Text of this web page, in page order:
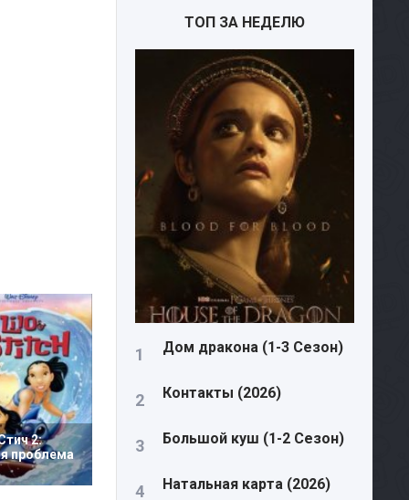
2:
проблема
ТОП ЗА НЕДЕЛЮ
Дом дракона (1-3 Сезон)
Контакты (2026)
Большой куш (1-2 Сезон)
Натальная карта (2026)